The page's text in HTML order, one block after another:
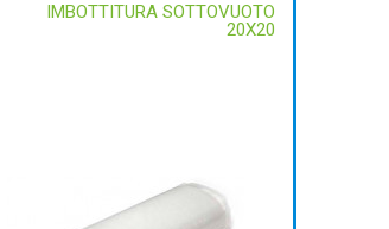
IMBOTTITURA SOTTOVUOTO
20X20